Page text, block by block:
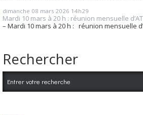
dimanche 08 mars 2026 14h29
Mardi 10 mars à 20 h : réunion mensuelle
– Mardi 10 mars à 20 h : réunion mensuelle
Rechercher